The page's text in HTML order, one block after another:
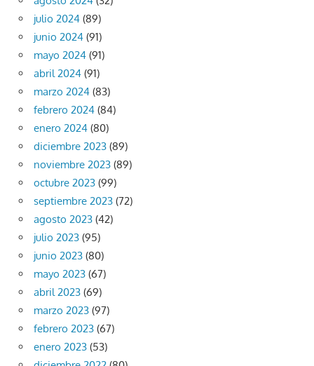
julio 2024 (89)
junio 2024 (91)
mayo 2024 (91)
abril 2024 (91)
marzo 2024 (83)
febrero 2024 (84)
enero 2024 (80)
diciembre 2023 (89)
noviembre 2023 (89)
octubre 2023 (99)
septiembre 2023 (72)
agosto 2023 (42)
julio 2023 (95)
junio 2023 (80)
mayo 2023 (67)
abril 2023 (69)
marzo 2023 (97)
febrero 2023 (67)
enero 2023 (53)